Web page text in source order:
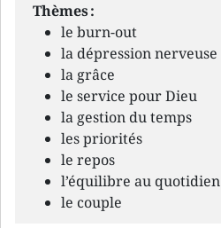
Thèmes :
le burn-out
la dépression nerveuse
la grâce
le service pour Dieu
la gestion du temps
les priorités
le repos
l’équilibre au quotidien
le couple